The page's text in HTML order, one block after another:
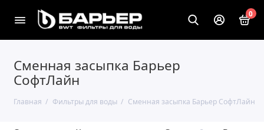
0
Сменная засыпка Барьер
СофтЛайн
Главная Фильтры для воды Сменная засыпка Барьер СофтЛайн